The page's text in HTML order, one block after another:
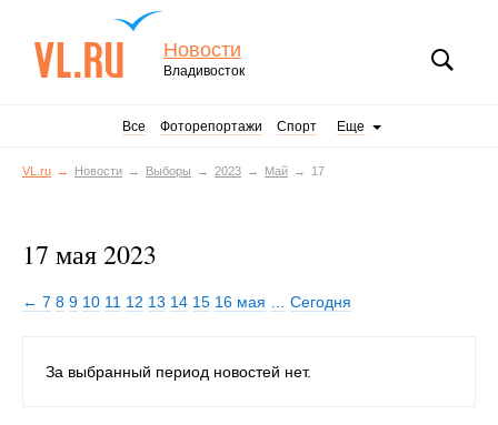
Новости
Владивосток
Все Фоторепортажи Спорт Еще
VL.ru Новости Выборы 2023 Май 17
17 мая 2023
← 7 8 9 10 11 12 13 14 15 16 мая Сегодня
За выбранный период новостей нет.